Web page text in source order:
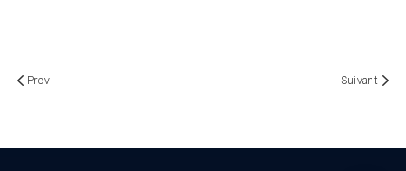
Prev Suivant